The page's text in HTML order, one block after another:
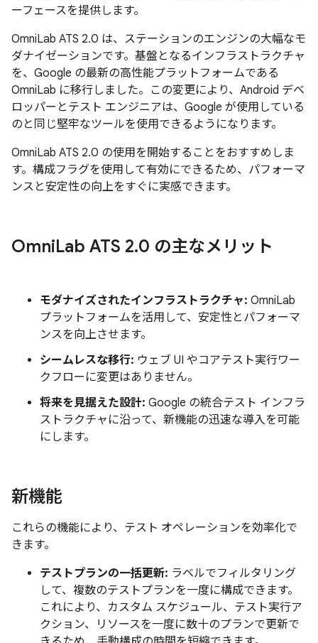
ーフェースを提供します。
OmniLab ATS 2.0 は、ステーションのエンジンの大幅なモ
ダナイゼーションです。基盤となるインフラストラクチャ
を、Google の最新の高性能プラットフォームである
OmniLab に移行しました。この変更により、Android デベ
ロッパーとテスト エンジニアは、Google が使用している
のと同じ堅牢なツールを使用できるようになります。
OmniLab ATS 2.0 の使用を開始することをおすすめしま
す。構成フラグを使用して有効にできるため、パフォーマ
ンスと安定性の向上をすぐに実感できます。
OmniLab ATS 2.0 の主なメリット
モダナイズされたインフラストラクチャ: OmniLab
プラットフォームを活用して、安定性とパフォーマ
ンスを向上させます。
シームレスな移行: ウェブ UI やコアテスト実行ワー
クフローに変更はありません。
将来を見据えた設計: Google の統合テスト インフラ
ストラクチャに沿って、新機能の迅速な導入を可能
にします。
新機能
これらの機能により、テスト オペレーションを効率化で
きます。
テストプランの一括更新: ラベルでフィルタリング
して、複数のテストプランを一度に構成できます。
これにより、カスタム スケジュール、テスト実行ア
クション、リソースを一度に数十のプランで更新で